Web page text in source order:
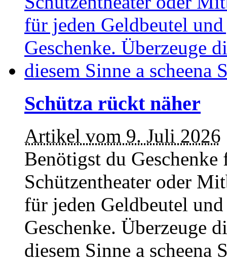
Schütza rückt näher
Artikel vom 9. Juli 2026
Benötigst du Geschenke
Schützentheater oder
für jeden Geldbeutel
Geschenke. Überzeuge
diesem Sinne a scheena